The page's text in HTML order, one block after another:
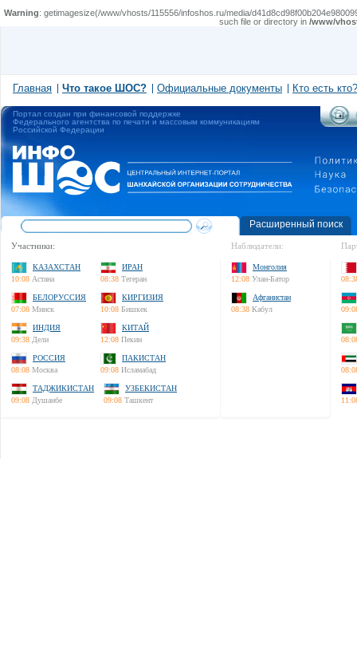
Warning: getimagesize(/www/vhosts/115556/infoshos.ru/media/
such file or directory in /www/
Главная Что такое ШОС? Официальные документы Кто есть кто?
Портал создан при финансовой поддержке
Федерального агентства по печати и массовым коммуникациям
Российской Федерации
Расширенный поиск
Участники:
КАЗАХСТАН
10:08 Астана
ИРАН
08:38 Тегеран
БЕЛОРУССИЯ
07:08 Минск
КИРГИЗИЯ
10:08 Бишкек
ИНДИЯ
09:38 Дели
КИТАЙ
12:08 Пекин
РОССИЯ
08:08 Москва
ПАКИСТАН
09:08 Исламабад
ТАДЖИКИСТАН
09:08 Душанбе
УЗБЕКИСТАН
09:08 Ташкент
Наблюдатели:
Монголия
12:08 Улан-Батор
Афганистан
08:38 Кабул